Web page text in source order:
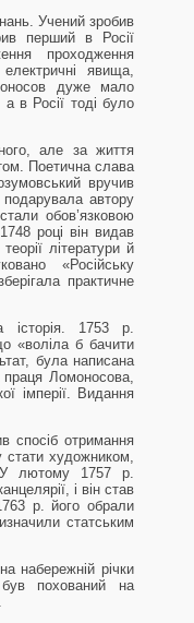
Учений зробив
перший в Росії
проходження
явища,
дуже мало
в Росії тоді було
але за життя
Поетична слава
вручив
подарувала автору
обов’язковою
році він видав
літератури й
«Російську
практичне
історія. 1753 р.
«воліла б бачити
була написана
праця Ломоносова,
імперії. Видання
спосіб отримання
художником,
У лютому 1757 р.
і він став
р. його обрали
статським
набережній річки
похований на